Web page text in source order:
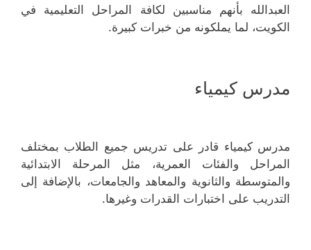
العبدالله بأنهم مناسبين لكافة المراحل التعليمية في
الكويت، لما يملكونه من خبرات كبيرة.
مدرس كيمياء
مدرس كيمياء قادر على تدريس جميع الطلاب بمختلف
المراحل والفئات العمرية، مثل المرحلة الابتدائية
والمتوسطة والثانوية والمعاهد والجامعات، بالإضافة إلى
التدريب على اختبارات القدرات وغيرها.